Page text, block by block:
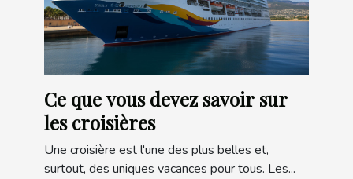
Ce que vous devez savoir sur
les croisières
Une croisière est l'une des plus belles et,
surtout, des uniques vacances pour tous. Les...